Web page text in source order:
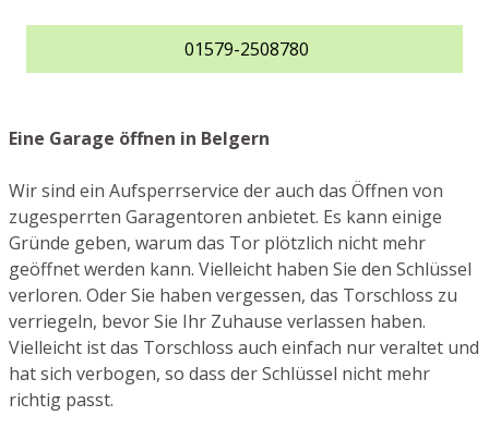
01579-2508780
Eine Garage öffnen in Belgern
Wir sind ein Aufsperrservice der auch das Öffnen von
zugesperrten Garagentoren anbietet. Es kann einige
Gründe geben, warum das Tor plötzlich nicht mehr
geöffnet werden kann. Vielleicht haben Sie den Schlüssel
verloren. Oder Sie haben vergessen, das Torschloss zu
verriegeln, bevor Sie Ihr Zuhause verlassen haben.
Vielleicht ist das Torschloss auch einfach nur veraltet und
hat sich verbogen, so dass der Schlüssel nicht mehr
richtig passt.